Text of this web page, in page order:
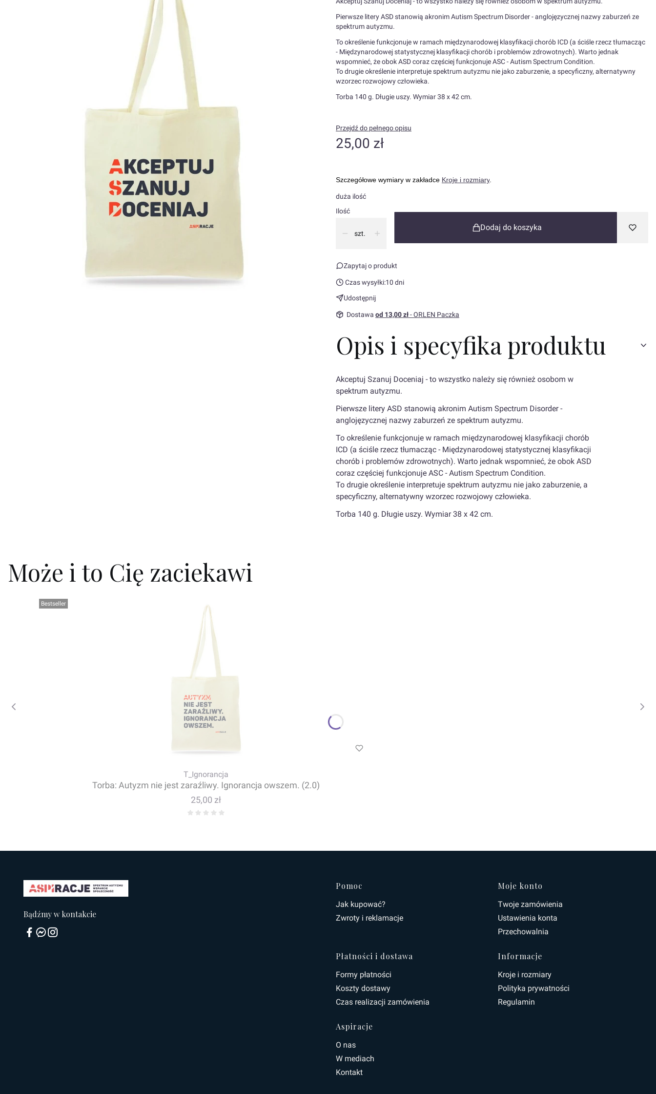
Pierwsze litery ASD stanowią akronim Autism Spectrum Disorder - anglojęzycznej nazwy zaburzeń ze
spektrum autyzmu.
To określenie funkcjonuje w ramach międzynarodowej klasyfikacji chorób ICD (a ściśle rzecz tłumacząc
- Międzynarodowej statystycznej klasyfikacji chorób i problemów zdrowotnych). Warto jednak
wspomnieć, że obok ASD coraz częściej funkcjonuje ASC - Autism Spectrum Condition.
To drugie określenie interpretuje spektrum autyzmu nie jako zaburzenie, a specyficzny, alternatywny
wzorzec rozwojowy człowieka.
Torba 140 g. Długie uszy. Wymiar 38 x 42 cm.
Przejdź do pełnego opisu
Cena
25,00 zł
Szczegółowe wymiary w zakładce Kroje i rozmiary
duża ilość
Ilość
szt.
Dodaj do koszyka
Zapytaj o produkt
Czas wysyłki:10 dni
Udostępnij
Dostawa od 13,00 zł- ORLEN Paczka
Opis i specyfika produktu
Akceptuj Szanuj Doceniaj - to wszystko należy się również osobom w
spektrum autyzmu.
Pierwsze litery ASD stanowią akronim Autism Spectrum Disorder -
anglojęzycznej nazwy zaburzeń ze spektrum autyzmu.
To określenie funkcjonuje w ramach międzynarodowej klasyfikacji chorób
ICD (a ściśle rzecz tłumacząc - Międzynarodowej statystycznej klasyfikacji
chorób i problemów zdrowotnych). Warto jednak wspomnieć, że obok ASD
coraz częściej funkcjonuje ASC - Autism Spectrum Condition.
To drugie określenie interpretuje spektrum autyzmu nie jako zaburzenie, a
specyficzny, alternatywny wzorzec rozwojowy człowieka.
Torba 140 g. Długie uszy. Wymiar 38 x 42 cm.
Może i to Cię zaciekawi
Bestseller
T_Ignorancja
Torba: Autyzm nie jest zaraźliwy. Ignorancja owszem. (2.0)
Cena
25,00 zł
Bądźmy w kontakcie
Linki w stopce
Pomoc
Jak kupować?
Zwroty i reklamacje
Moje konto
Twoje zamówienia
Ustawienia konta
Przechowalnia
Płatności i dostawa
Formy płatności
Koszty dostawy
Czas realizacji zamówienia
Informacje
Kroje i rozmiary
Polityka prywatności
Regulamin
Aspiracje
O nas
W mediach
Kontakt